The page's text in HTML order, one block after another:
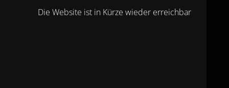
Die Website ist in Kürze wieder erreichbar